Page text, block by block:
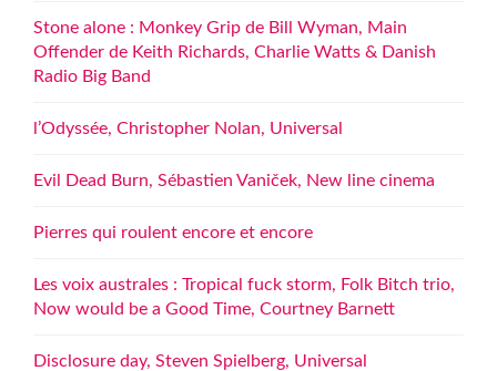
Stone alone : Monkey Grip de Bill Wyman, Main
Offender de Keith Richards, Charlie Watts & Danish
Radio Big Band
l’Odyssée, Christopher Nolan, Universal
Evil Dead Burn, Sébastien Vaniček, New line cinema
Pierres qui roulent encore et encore
Les voix australes : Tropical fuck storm, Folk Bitch trio,
Now would be a Good Time, Courtney Barnett
Disclosure day, Steven Spielberg, Universal